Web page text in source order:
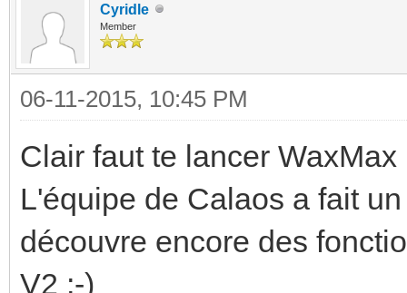
Cyridle
Member
06-11-2015, 10:45 PM
Clair faut te lancer WaxMax
L'équipe de Calaos a fait
découvre encore des
V2 ;-)